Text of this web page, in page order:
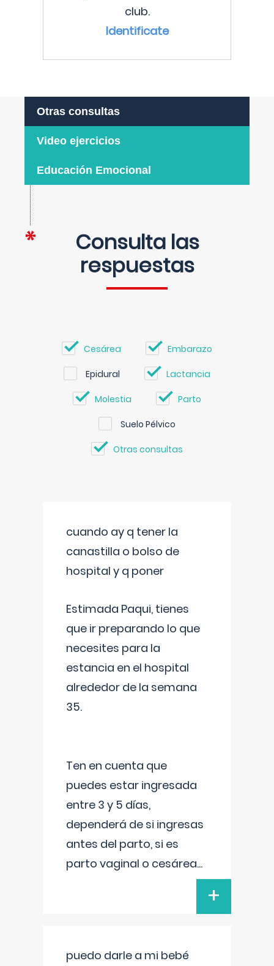
club.
Identificate
Otras consultas
Video ejercicios
Educación Emocional
Consulta las
respuestas
Cesárea Embarazo
Epidural Lactancia
Molestia Parto
Suelo Pélvico
Otras consultas
cuando ay q tener la
canastilla o bolso de
hospital y q poner
Estimada Paqui, tienes
que ir preparando lo que
necesites para la
estancia en el hospital
alrededor de la semana
35.
Ten en cuenta que
puedes estar ingresada
entre 3 y 5 días,
dependerá de si ingresas
antes del parto, si es
parto vaginal o cesárea...
+
puedo darle a mi bebé